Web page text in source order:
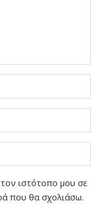
ιστότοπο μου σε
που θα σχολιάσω.